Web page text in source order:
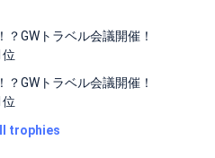
GWトラベル会議開催！
GWトラベル会議開催！
trophies